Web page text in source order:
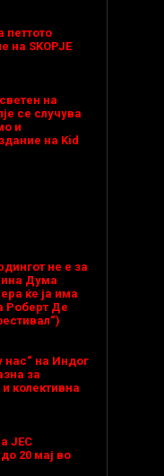
петтото
на SKOPJE
на
се случува
и
на Kid
не е за
Дума
ќе ја има
Роберт Де
нас“ на Индог
за
колективна
ЈЕС
20 мај во